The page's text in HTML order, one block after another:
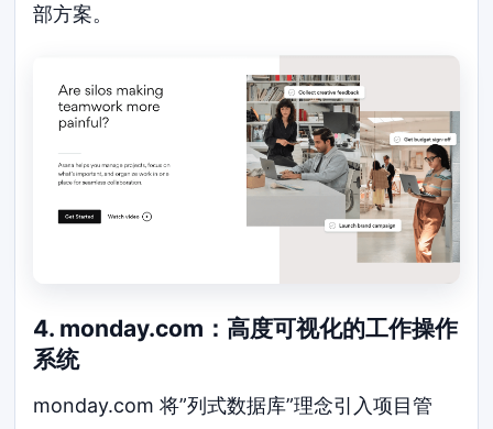
部方案。
4. monday.com：高度可视化的工作操作
系统
monday.com 将”列式数据库”理念引入项目管